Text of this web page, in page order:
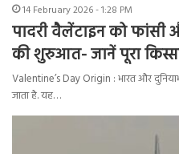
14 February 2026 - 1:28 PM
पादरी वैलेंटाइन को फांसी
की शुरुआत- जानें पूरा
Valentine’s Day Origin : भारत और
जाता है. यह…